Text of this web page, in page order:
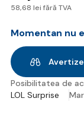
58,68 lei fără TVA
Momentan nu
Posibilitatea de
LOL Surprise